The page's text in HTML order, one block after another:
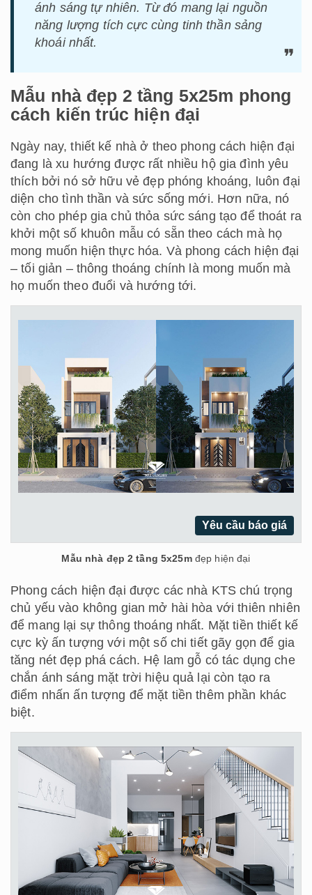
ánh sáng tự nhiên. Từ đó mang lại nguồn
năng lượng tích cực cùng tinh thần sảng
khoái nhất.
Mẫu nhà đẹp 2 tầng 5x25m phong
cách kiến trúc hiện đại
Ngày nay, thiết kế nhà ở theo phong cách hiện đại
đang là xu hướng được rất nhiều hộ gia đình yêu
thích bởi nó sở hữu vẻ đẹp phóng khoáng, luôn đại
diện cho tình thần và sức sống mới. Hơn nữa, nó
còn cho phép gia chủ thỏa sức sáng tạo để thoát ra
khởi một số khuôn mẫu có sẵn theo cách mà họ
mong muốn hiện thực hóa. Và phong cách hiện đại
– tối giản – thông thoáng chính là mong muốn mà
họ muốn theo đuổi và hướng tới.
Yêu cầu báo giá
Mẫu nhà đẹp 2 tầng 5x25mđẹp hiện đại
Phong cách hiện đại được các nhà KTS chú trọng
chủ yếu vào không gian mở hài hòa với thiên nhiên
để mang lại sự thông thoáng nhất. Mặt tiền thiết kế
cực kỳ ấn tượng với một số chi tiết gãy gọn để gia
tăng nét đẹp phá cách. Hệ lam gỗ có tác dụng che
chắn ánh sáng mặt trời hiệu quả lại còn tạo ra
điểm nhấn ấn tượng để mặt tiền thêm phần khác
biệt.